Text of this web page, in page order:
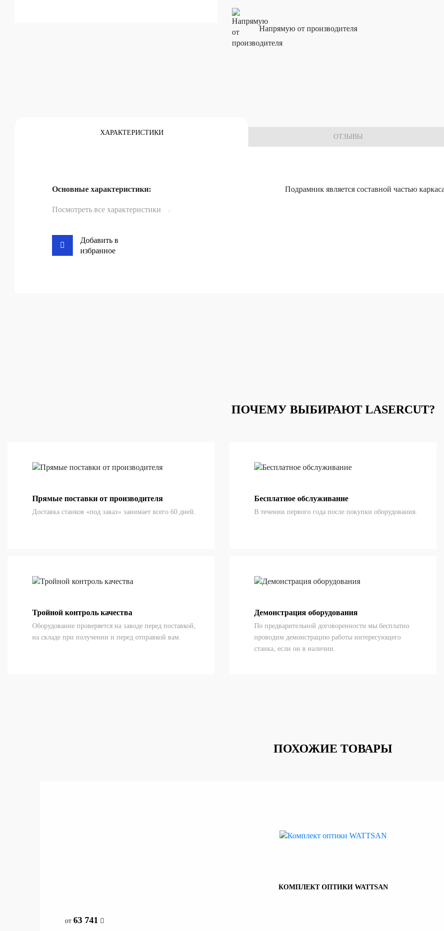
Каталог комплектующих
Напрямую от производителя
ХАРАКТЕРИСТИКИ
ОТЗЫВЫ
Основные характеристики:
Посмотреть все характеристики
Добавить в
избранное
Подрамник является составной частью
ПОЧЕМУ ВЫБИРАЮТ LASERCUT?
Прямые поставки от производителя
Доставка станков «под заказ» занимает всего 60 дней.
Бесплатное обслуживание
В течении первого года после покупки оборудования.
Тройной контроль качества
Оборудование проверяется на заводе перед поставкой,
на складе при получении и перед отправкой вам.
Демонстрация оборудования
По предварительной договоренности мы бесплатно
проводим демонстрацию работы интересующего
станка, если он в наличии.
ПОХОЖИЕ ТОВАРЫ
КОМПЛЕКТ ОПТИКИ WATTSAN
от 63 741
со склада
63 741